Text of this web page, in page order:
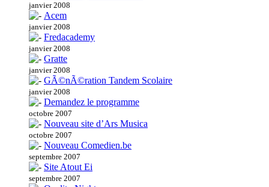
janvier 2008
Acem
janvier 2008
Fredacademy
janvier 2008
Gratte
janvier 2008
GÃ©nÃ©ration Tandem Scolaire
janvier 2008
Demandez le programme
octobre 2007
Nouveau site d’Ars Musica
octobre 2007
Nouveau Comedien.be
septembre 2007
Site Atout Ei
septembre 2007